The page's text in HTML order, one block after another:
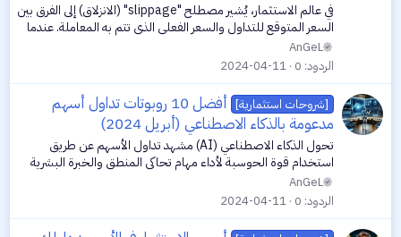
في عالم الاستثمار، يُشير مصطلح "slippage" (الانزلاق) إلى الفرق بين
السعر المتوقع للتداول والسعر الفعلي الذي تتم به المعاملة. عندما
صفقة...
AnGeL
الردود 0
2024-04-11
[شروحات استثمارية]
أفضل 10 روبوتات تداول أسهم
مدعومة بالذكاء الاصطناعي (أبريل 2024)
تحول الذكاء الاصطناعي (AI) مشهد تداول الأسهم عن طريق
استخدام قوة الحوسبة لأداء مهام تحاكي المنطق والخبرة البشرية
على مستوى متقدم للغاية. يؤدي الذكاء الاصطناعي والتعلم الآلي
(ML) إلى تقليل الأخطاء...
AnGeL
الردود 0
2024-04-11